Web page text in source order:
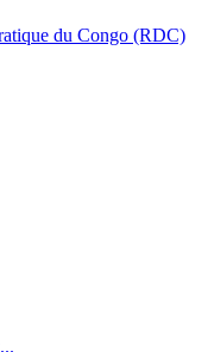
du Congo (RDC)